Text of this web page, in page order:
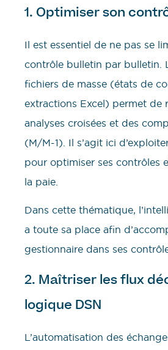
1. Optimiser son
Il est essentiel de ne pas se
contrôle bulletin par bulletin.
fichiers de masse (états de
extractions Excel) permet de
analyses croisées et des
(M/M-1). Il s’agit ici
pour optimiser ses contrôles
la paie.
Dans cette thématique,
a toute sa place afin
gestionnaire dans ses
2. Maîtriser les flux
logique DSN
L’automatisation des